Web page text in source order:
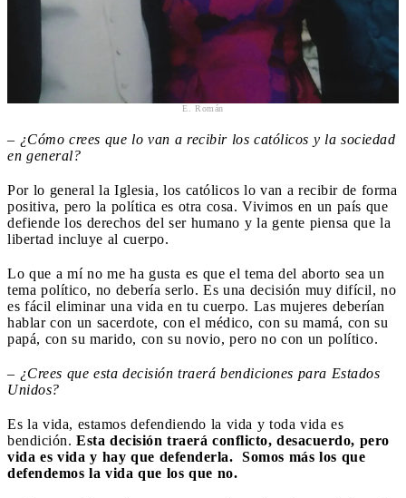
E. Román
– ¿Cómo crees que lo van a recibir los católicos y la sociedad
en general?
Por lo general la Iglesia, los católicos lo van a recibir de forma
positiva, pero la política es otra cosa. Vivimos en un país que
defiende los derechos del ser humano y la gente piensa que la
libertad incluye al cuerpo.
Lo que a mí no me ha gusta es que el tema del aborto sea un
tema político, no debería serlo. Es una decisión muy difícil, no
es fácil eliminar una vida en tu cuerpo. Las mujeres deberían
hablar con un sacerdote, con el médico, con su mamá, con su
papá, con su marido, con su novio, pero no con un político.
– ¿Crees que esta decisión traerá bendiciones para Estados
Unidos?
Es la vida, estamos defendiendo la vida y toda vida es
bendición. Esta decisión traerá conflicto, desacuerdo, pero
vida es vida y hay que defenderla. Somos más los que
defendemos la vida que los que no.